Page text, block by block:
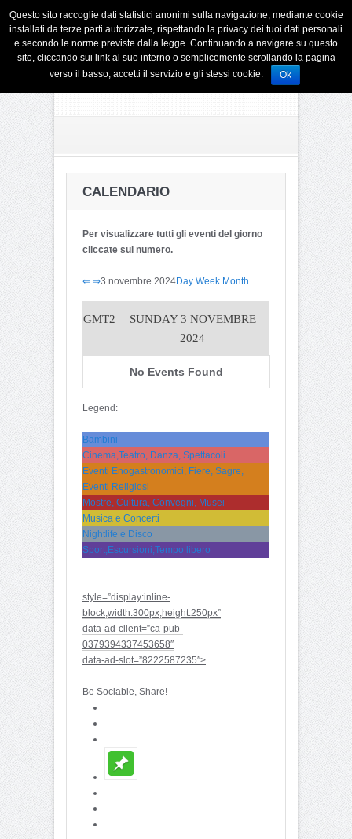
CALENDARIO
Per visualizzare tutti gli eventi del giorno
cliccate sul numero.
⇐ ⇒3 novembre 2024Day Week Month
GMT2
SUNDAY 3 NOVEMBRE
2024
No Events Found
Legend:
Bambini
Cinema,Teatro, Danza, Spettacoli
Eventi Enogastronomici, Fiere, Sagre,
Eventi Religiosi
Mostre, Cultura, Convegni, Musei
Musica e Concerti
Nightlife e Disco
Sport,Escursioni,Tempo libero
style=”display:inline-
block;width:300px;height:250px”
data-ad-client=”ca-pub-
0379394337453658″
data-ad-slot=”8222587235″>
Be Sociable, Share!
Questo sito raccoglie dati statistici anonimi sulla navigazione, mediante cookie
installati da terze parti autorizzate, rispettando la privacy dei tuoi dati personali
e secondo le norme previste dalla legge. Continuando a navigare su questo
sito, cliccando sui link al suo interno o semplicemente scrollando la pagina
verso il basso, accetti il servizio e gli stessi cookie.
Ok